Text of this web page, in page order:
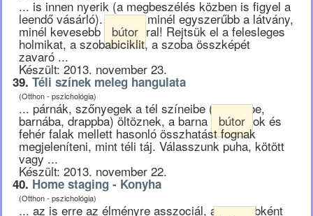
... is innen nyerik (a megbeszélés közben is figyel a
leendő vásárló). Legyen minél egyszerűbb a látvány,
minél kevesebb bútor ral! Rejtsük el a felesleges
holmikat, a szobabiciklit, a szoba összképét
zavaró ...
Készült: 2013. november 23.
39. Téli színek meleg hangulata
(Otthon - pszichológia)
... párnák, szőnyegek a tél színeibe (szürkébe,
barnába, drappba) öltöznek, a barna bútor ok és
fehér falak mellett hasonló összhatást fognak
megjeleníteni, mint téli táj. Válasszunk puha, kötött
vagy ...
Készült: 2013. november 22.
40. Home staging - Konyha
(Otthon - pszichológia)
... az is erre az élményre asszociál, aki egyébként